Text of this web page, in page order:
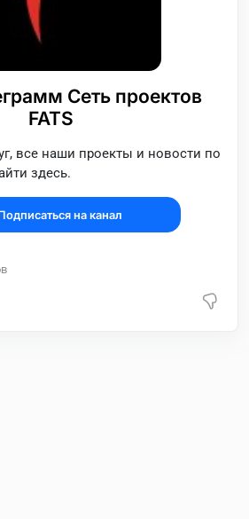
Сеть проектов
FATS
все наши проекты и новости по
здесь.
на канал